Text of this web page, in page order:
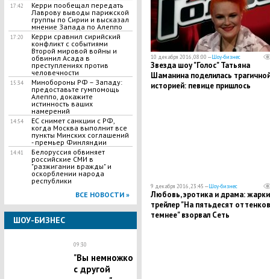
17:42
Керри пообещал передать
Лаврову выводы парижской
группы по Сирии и высказал
мнение Запада по Алеппо
17:20
Керри сравнил сирийский
конфликт с событиями
Второй мировой войны и
обвинил Асада в
преступлениях против
человечности
15:34
Минобороны РФ – Западу:
предоставьте гумпомощь
Алеппо, докажите
истинность ваших
намерений
14:54
ЕС снимет санкции с РФ,
когда Москва выполнит все
пункты Минских соглашений
- премьер Финляндии
14:41
Белоруссия обвиняет
российские СМИ в
"разжигании вражды" и
оскорблении народа
республики
ВСЕ НОВОСТИ »
ШОУ-БИЗНЕС
09:30
"Вы немножко
с другой
10 декабря 2016, 08:00 —Шоу-бизнес
Звезда шоу "Голос" Татьяна
Шаманина поделилась
историей: певице пришлось
9 декабря 2016, 23:45 —Шоу-бизнес
Любовь, эротика и драма:
трейлер "На пятьдесят оттенков
темнее" взорвал Сеть